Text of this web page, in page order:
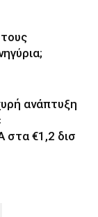
ανάπτυξη
στα €1,2 δισ